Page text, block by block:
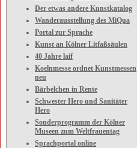
Der etwas andere Kunstkatalog
Wanderausstellung des MiQua
Portal zur Sprache
Kunst an Kölner Litfaßsäulen
40 Jahre laif
Koelnmesse ordnet Kunstmessen
neu
Bärbelchen in Rente
Schwester Hero und Sanitäter
Hero
Sonderprogramm der Kölner
Museen zum Weltfrauentag
Sprachportal online